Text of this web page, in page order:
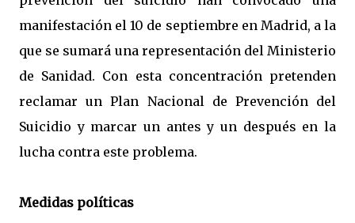
manifestación el 10 de septiembre en Madrid, a la
que se sumará una representación del Ministerio
de Sanidad. Con esta concentración pretenden
reclamar un Plan Nacional de Prevención del
Suicidio y marcar un antes y un después en la
lucha contra este problema.
Medidas políticas